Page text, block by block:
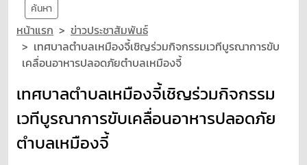
ค้นหา
หน้าแรก
ข่าวประชาสัมพันธ์
เทศบาลตำบลเหมืองจี้เชิญร่วมกิจกรรมเวทีบูรณาการขับ
เคลื่อนอาหารปลอดภัยตำบลเหมืองจี้
เทศบาลตำบลเหมืองจี้เชิญร่วมกิจกรรม
เวทีบูรณาการขับเคลื่อนอาหารปลอดภัย
ตำบลเหมืองจี้